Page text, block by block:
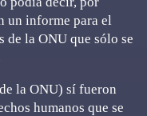
un informe para el
de la ONU que sólo se
la ONU) sí fueron
humanos que se